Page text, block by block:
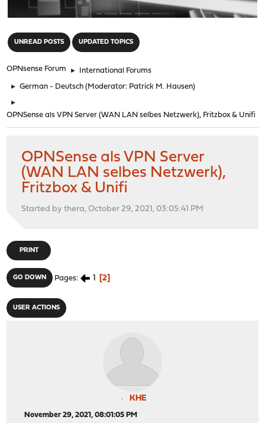
UNREAD POSTS UPDATED TOPICS
OPNsense Forum ► International Forums
► German - Deutsch (Moderator: Patrick M. Hausen)
►
OPNSense als VPN Server (WAN LAN selbes Netzwerk), Fritzbox & Unifi
OPNSense als VPN Server
(WAN LAN selbes Netzwerk),
Fritzbox & Unifi
Started by thera, October 29, 2021, 03:05:41 PM
PRINT
GO DOWN Pages 1 2
USER ACTIONS
KHE
November 29, 2021, 08:01:05 PM